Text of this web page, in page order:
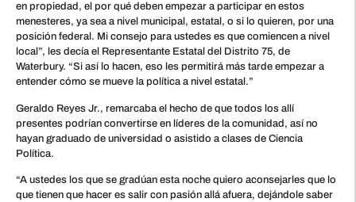
en propiedad, el por qué deben empezar a participar en estos
menesteres, ya sea a nivel municipal, estatal, o si lo quieren, por una
posición federal. Mi consejo para ustedes es que comiencen a nivel
local”, les decía el Representante Estatal del Distrito 75, de
Waterbury. “Si así lo hacen, eso les permitirá más tarde empezar a
entender cómo se mueve la política a nivel estatal.”
Geraldo Reyes Jr., remarcaba el hecho de que todos los allí
presentes podrían convertirse en líderes de la comunidad, así no
hayan graduado de universidad o asistido a clases de Ciencia
Política.
“A ustedes los que se gradúan esta noche quiero aconsejarles que lo
que tienen que hacer es salir con pasión allá afuera, dejándole saber